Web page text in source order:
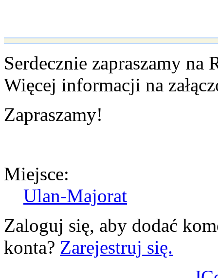
Serdecznie zapraszamy
Więcej informacji na
Zapraszamy!
Miejsce:
Ulan-Majorat
Zaloguj się, aby dodać
konta? Zarejestruj się.